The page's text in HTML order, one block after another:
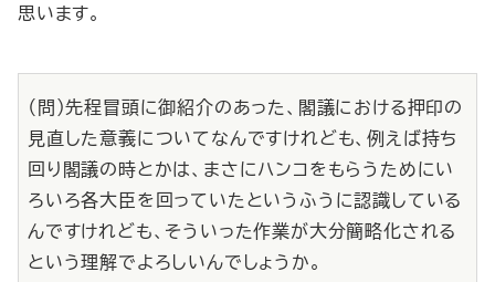
思います。
（問）先程冒頭に御紹介のあった、閣議における押印の
見直した意義についてなんですけれども、例えば持ち
回り閣議の時とかは、まさにハンコをもらうためにい
ろいろ各大臣を回っていたというふうに認識している
んですけれども、そういった作業が大分簡略化される
という理解でよろしいんでしょうか。